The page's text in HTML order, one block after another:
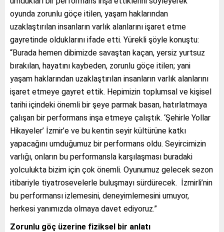
oyunda zorunlu göçe itilen, yaşam haklarından
uzaklaştırılan insanların varlık alanlarını işaret etme
gayretinde olduklarını ifade etti. Yürekli şöyle konuştu:
“Burada hemen dibimizde savaştan kaçan, yersiz yurtsuz
bırakılan, hayatını kaybeden, zorunlu göçe itilen; yani
yaşam haklarından uzaklaştırılan insanların varlık alanlarını
işaret etmeye gayret ettik. Hepimizin toplumsal ve kişisel
tarihi içindeki önemli bir şeye parmak basan, hatırlatmaya
çalışan bir performans inşa etmeye çalıştık. ‘Şehirle Yollar
Hikayeler’ İzmir’e ve bu kentin seyir kültürüne katkı
yapacağını umduğumuz bir performans oldu. Seyircimizin
varlığı, onların bu performansla karşılaşması buradaki
yolculukta bizim için çok önemli. Oyunumuz gelecek sezon
itibariyle tiyatrosevelerle buluşmayı sürdürecek. İzmirli’nin
bu performansı izlemesini, deneyimlemesini umuyor,
herkesi yanımızda olmaya davet ediyoruz.”
Zorunlu göç üzerine fiziksel bir anlatı